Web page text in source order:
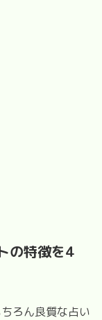
の特徴を4
ろん良質な占い